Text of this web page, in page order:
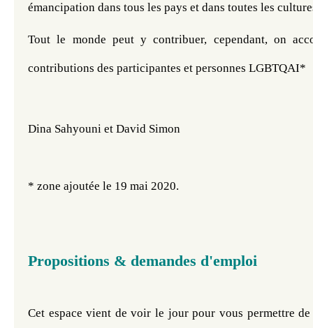
émancipation dans tous les pays et dans toutes les
Tout le monde peut y contribuer, cependant, on
contributions des participantes et personnes LGBTQAI*
Dina Sahyouni ​​​et David Simon
* zone ajoutée le 19 mai 2020.
Propositions & demandes d'emploi
Cet espace vient de voir le jour pour vous permettre